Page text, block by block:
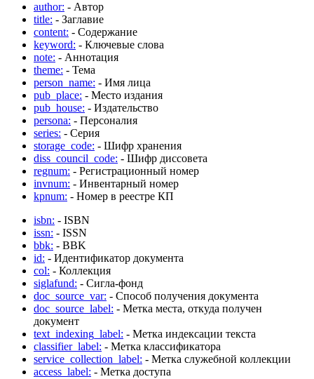
author: - Автор
title: - Заглавие
content: - Содержание
keyword: - Ключевые слова
note: - Аннотация
theme: - Тема
person_name: - Имя лица
pub_place: - Место издания
pub_house: - Издательство
persona: - Персоналия
series: - Серия
storage_code: - Шифр хранения
diss_council_code: - Шифр диссовета
regnum: - Регистрационный номер
invnum: - Инвентарный номер
kpnum: - Номер в реестре КП
isbn: - ISBN
issn: - ISSN
bbk: - BBK
id: - Идентификатор документа
col: - Коллекция
siglafund: - Сигла-фонд
doc_source_var: - Способ получения документа
doc_source_label: - Метка места, откуда получен
документ
text_indexing_label: - Метка индексации текста
classifier_label: - Метка классификатора
service_collection_label: - Метка служебной коллекции
access_label: - Метка доступа